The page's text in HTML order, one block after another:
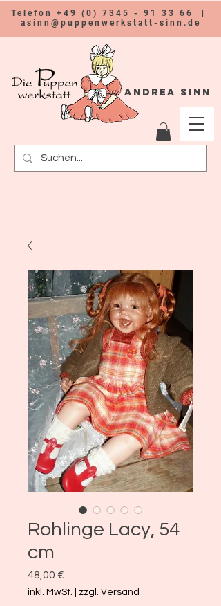
Telefon +49 (0) 7345 - 91 33 66
asinn@puppenwerkstatt-sinn.de
Andrea Sinn
Rohlinge Lacy, 54
cm
48,00 €
inkl. MwSt. zzgl. Versand